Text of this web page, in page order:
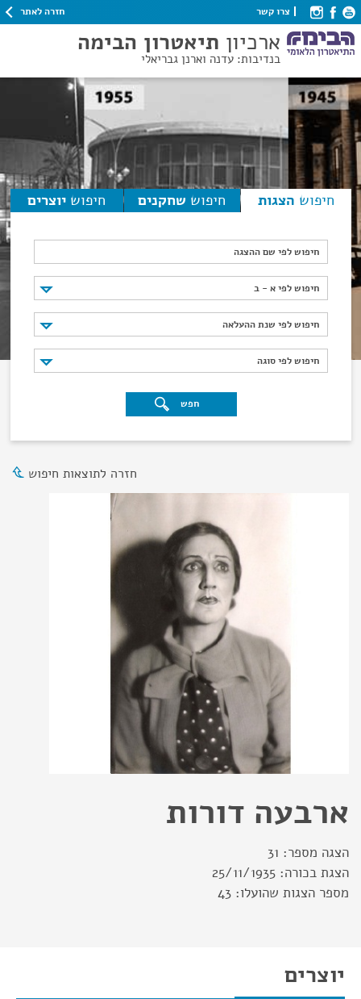
צרו קשר חזרה לאתר
ארכיון תיאטרון הבימה
בנדיבות: עדנה וארנן גבריאלי
חיפוש הצגות חיפוש שחקנים חיפוש יוצרים
חיפוש לפי שם ההצגה
חיפוש לפי א - ב
חיפוש לפי א - ב
חיפוש לפי שנת ההעלאה
חיפוש לפי שנת ההעלאה
חיפוש לפי סוגה
חיפוש לפי סוגה
חפש
חזרה לתוצאות חיפוש
ארבעה דורות
הצגה מספר: 31
הצגת בכורה: 25/11/1935
מספר הצגות שהועלו: 43
יוצרים